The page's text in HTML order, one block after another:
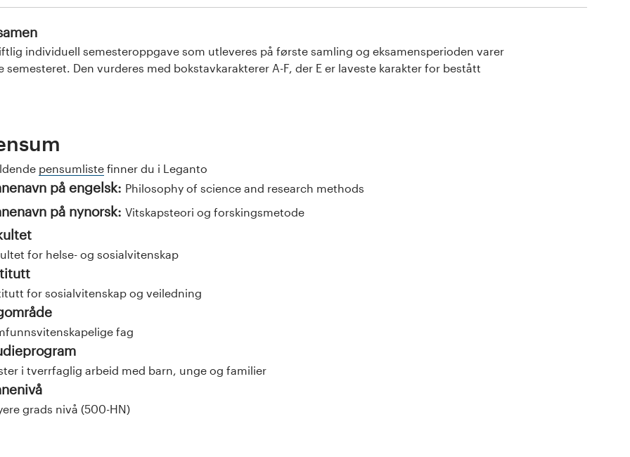
individuell semesteroppgave som utleveres på første samling og eksamensperioden varer
semesteret. Den vurderes med bokstavkarakterer A-F, der E er laveste karakter for bestått
pensumliste finner du i Leganto
på engelsk: Philosophy of science and research methods
på nynorsk: Vitskapsteori og forskingsmetode
for helse- og sosialvitenskap
for sosialvitenskap og veiledning
fag
i tverrfaglig arbeid med barn, unge og familier
grads nivå (500-HN)